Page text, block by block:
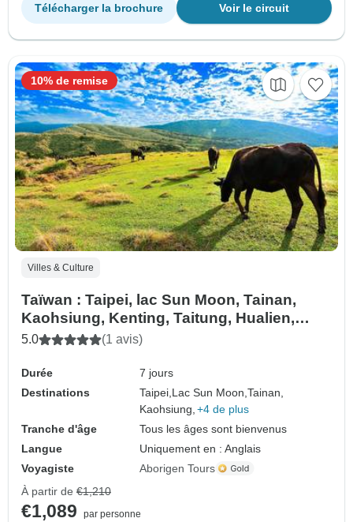
Voir le circuit
Télécharger la brochure
Villes & Culture
Taïwan : Taipei, lac Sun Moon, Tainan,
Kaohsiung, Kenting, Taitung, Hualien,
Yilan - 7 jours
5.0 (1 avis)
Durée
7 jours
Destinations
Taipei, Lac Sun Moon,Tainan,
Kaohsiung, +4 de plus
Tranche d'âge
Tous les âges sont bienvenus
Langue
Uniquement en : Anglais
Voyagiste
Aborigen Tours
10% de remise
À partir de €1,210
€1,089
par personne